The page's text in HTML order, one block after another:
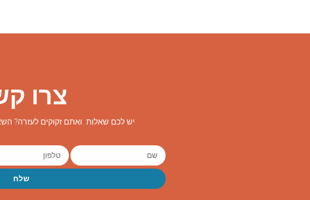
צרו
יש לכם שאלות ואתם זקוקים לעזרה?
שלח